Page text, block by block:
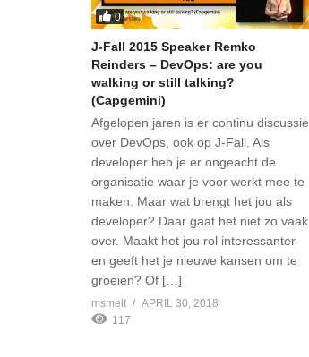
0
J-Fall 2015 Speaker Remko
Reinders – DevOps: are you
walking or still talking?
(Capgemini)
Afgelopen jaren is er continu discussie
over DevOps, ook op J-Fall. Als
developer heb je er ongeacht de
organisatie waar je voor werkt mee te
maken. Maar wat brengt het jou als
developer? Daar gaat het niet zo vaak
over. Maakt het jou rol interessanter
en geeft het je nieuwe kansen om te
groeien? Of […]
msmelt
APRIL 30, 2018
117